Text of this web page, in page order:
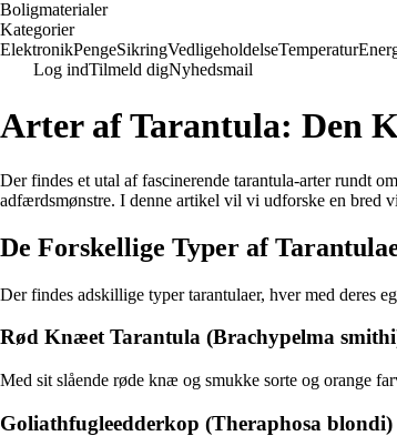
Boligmaterialer
Kategorier
ElektronikPengeSikringVedligeholdelseTemperatur
Log indTilmeld digNyhedsmail
Arter af Tarantula: Den
Der findes et utal af fascinerende tarantula-arter rundt
adfærdsmønstre. I denne artikel vil vi udforske en bred
De Forskellige Typer af
Der findes adskillige typer tarantulaer, hver med deres
Rød Knæet Tarantula (Brachypelma
Med sit slående røde knæ og smukke sorte og orange
Goliathfugleedderkop (Theraphosa blondi)